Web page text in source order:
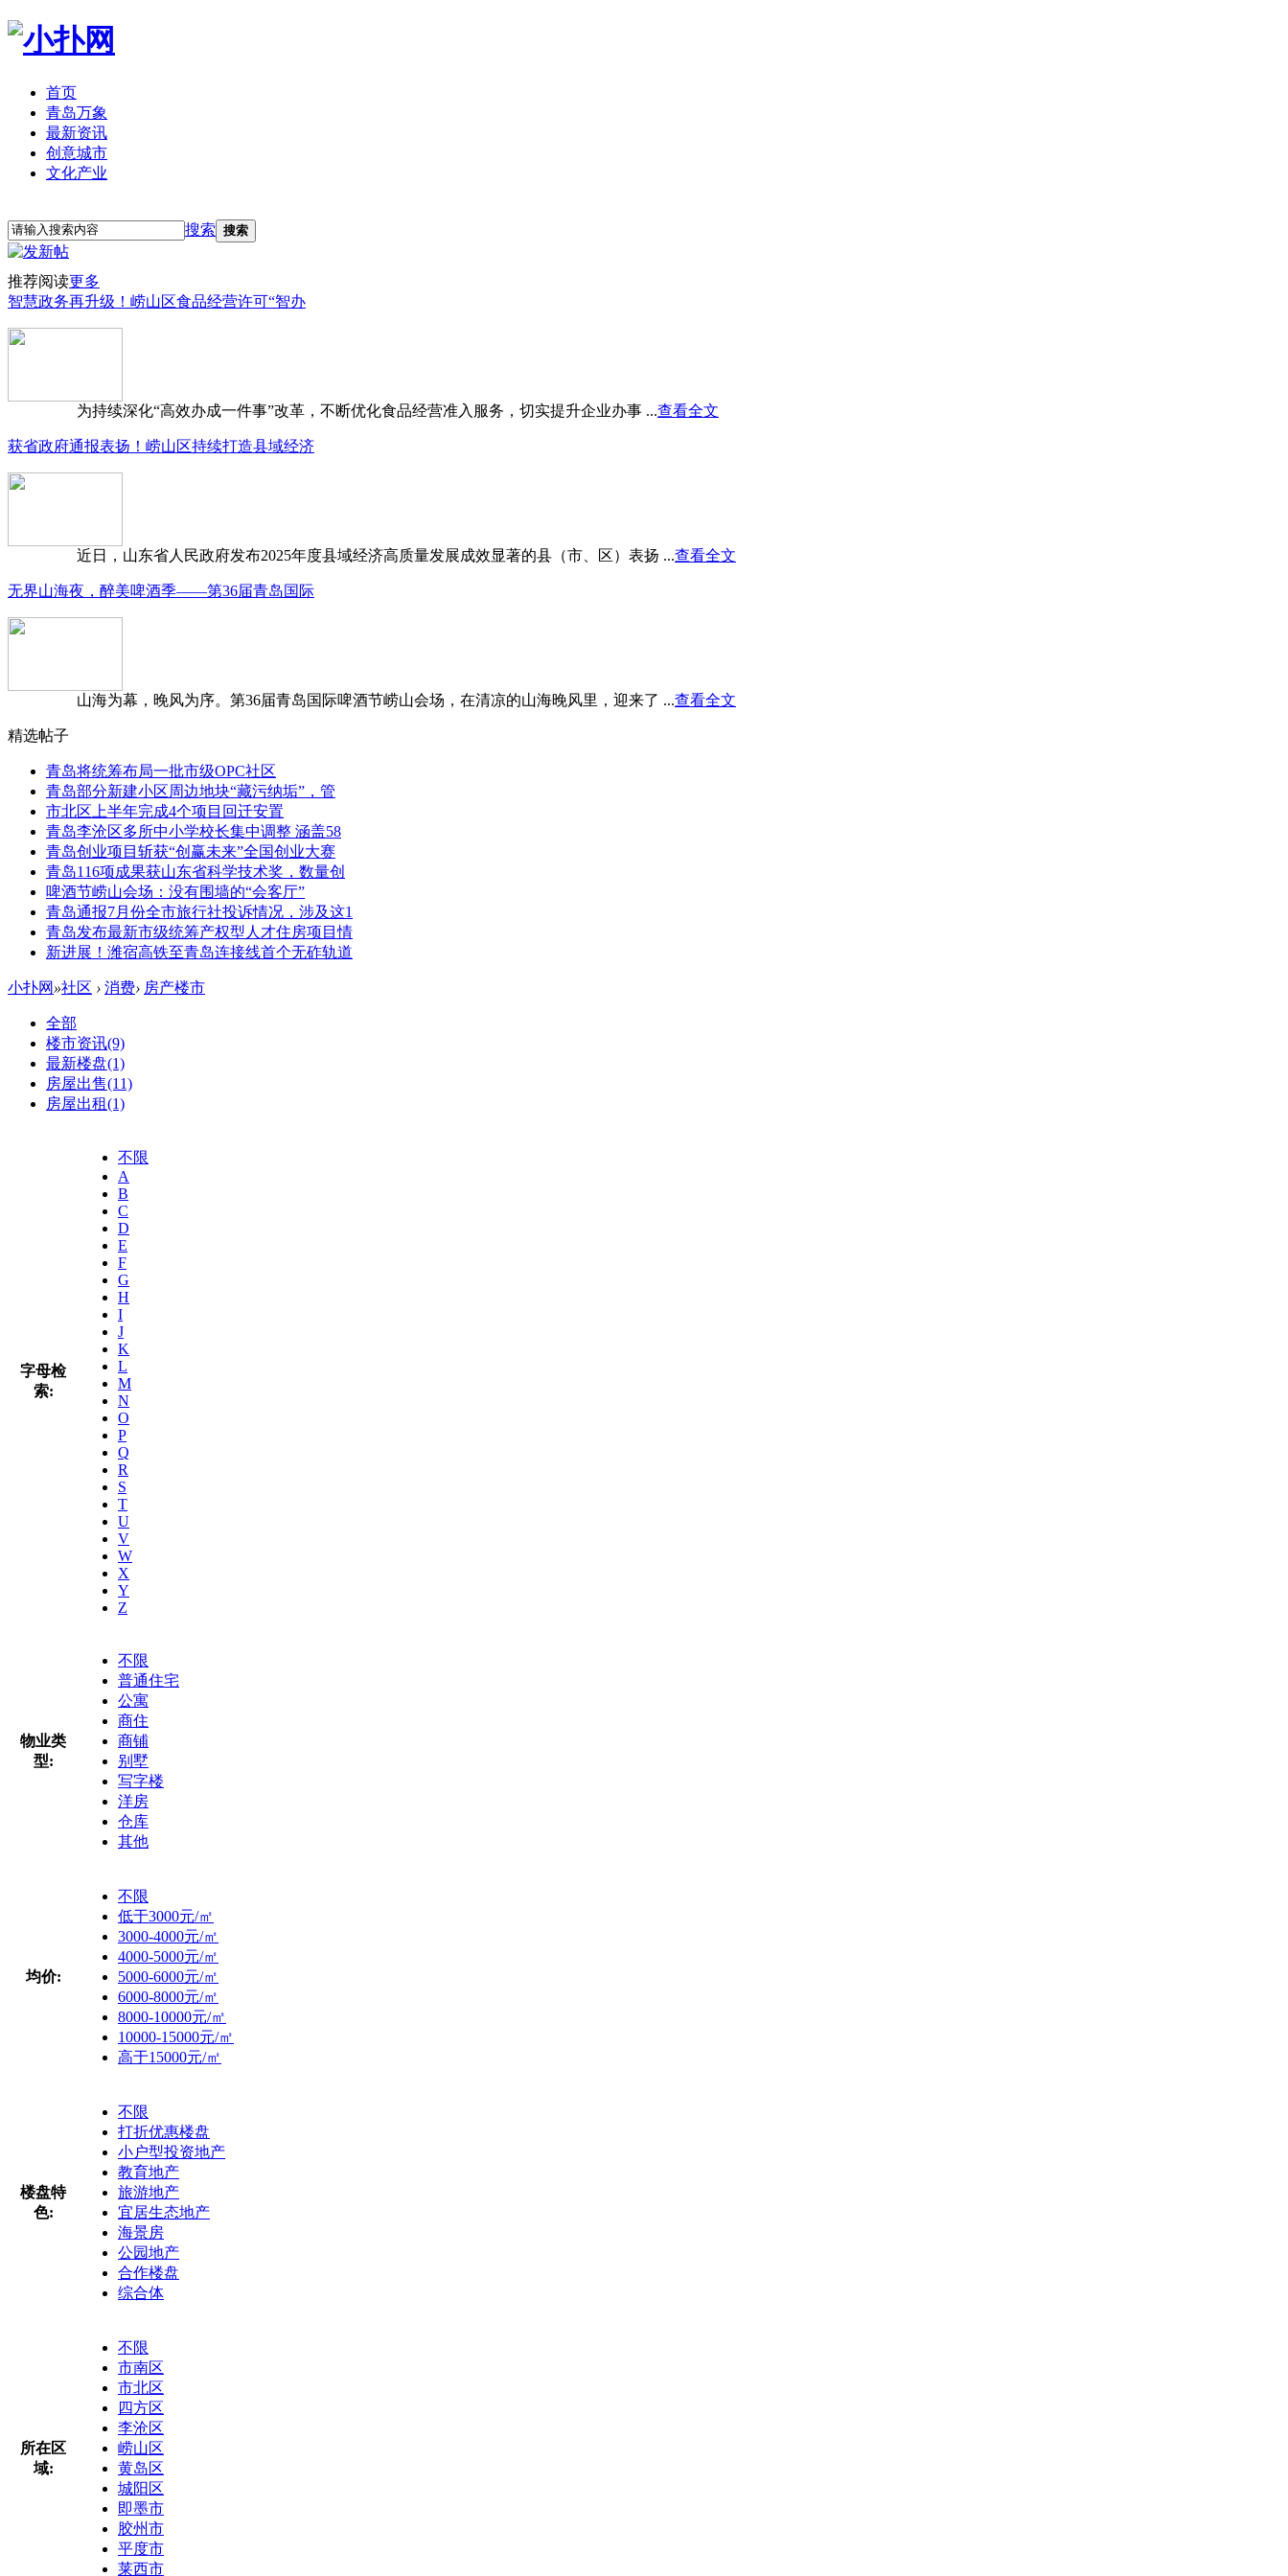
首页
青岛万象
最新资讯
创意城市
文化产业
搜索 搜索
推荐阅读更多
智慧政务再升级！崂山区食品经营许可“智办
为持续深化“高效办成一件事”改革，不断优化食品经营准入服务，切实提升企业办事 ...查看全文
获省政府通报表扬！崂山区持续打造县域经济
近日，山东省人民政府发布2025年度县域经济高质量发展成效显著的县（市、区）表扬 ...查看全文
无界山海夜，醉美啤酒季——第36届青岛国际
山海为幕，晚风为序。第36届青岛国际啤酒节崂山会场，在清凉的山海晚风里，迎来了 ...查看全文
精选帖子
青岛将统筹布局一批市级OPC社区
青岛部分新建小区周边地块“藏污纳垢”，管
市北区上半年完成4个项目回迁安置
青岛李沧区多所中小学校长集中调整 涵盖58
青岛创业项目斩获“创赢未来”全国创业大赛
青岛116项成果获山东省科学技术奖，数量创
啤酒节崂山会场：没有围墙的“会客厅”
青岛通报7月份全市旅行社投诉情况，涉及这1
青岛发布最新市级统筹产权型人才住房项目情
新进展！潍宿高铁至青岛连接线首个无砟轨道
小扑网 »社区 › 消费› 房产楼市
全部
楼市资讯(9)
最新楼盘(1)
房屋出售(11)
房屋出租(1)
字母检
索:
不限
A
B
C
D
E
F
G
H
I
J
K
L
M
N
O
P
Q
R
S
T
U
V
W
X
Y
Z
物业类
型:
不限
普通住宅
公寓
商住
商铺
别墅
写字楼
洋房
仓库
其他
均价:
不限
低于3000元/㎡
3000-4000元/㎡
4000-5000元/㎡
5000-6000元/㎡
6000-8000元/㎡
8000-10000元/㎡
10000-15000元/㎡
高于15000元/㎡
楼盘特
色:
不限
打折优惠楼盘
小户型投资地产
教育地产
旅游地产
宜居生态地产
海景房
公园地产
合作楼盘
综合体
所在区
域:
不限
市南区
市北区
四方区
李沧区
崂山区
黄岛区
城阳区
即墨市
胶州市
平度市
莱西市